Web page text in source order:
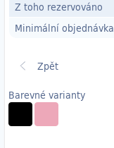
Barevné varianty
Z toho rezervováno
Minimální objednávka